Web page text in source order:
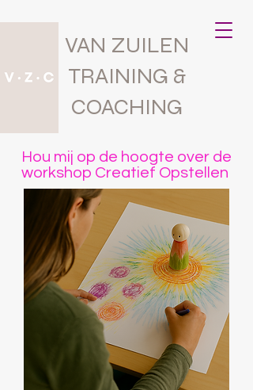
VAN ZUILEN
TRAINING &
COACHING
Hou mij op de hoogte over de
workshop Creatief Opstellen